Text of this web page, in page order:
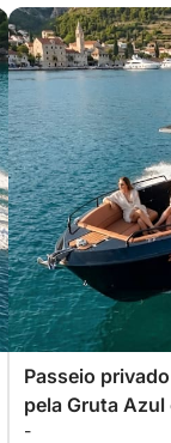
Passeio
pela Gruta
-